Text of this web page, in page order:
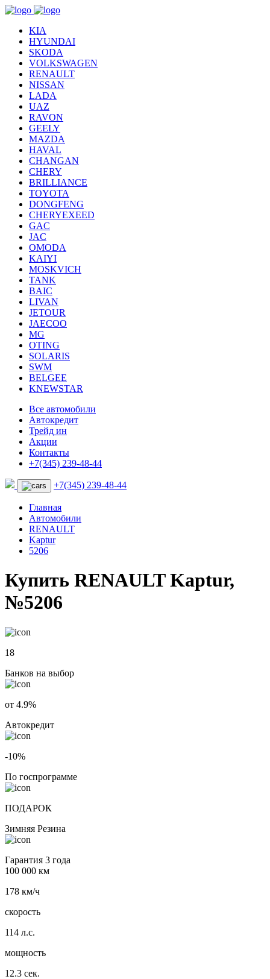
KIA
HYUNDAI
SKODA
VOLKSWAGEN
RENAULT
NISSAN
LADA
UAZ
RAVON
GEELY
MAZDA
HAVAL
CHANGAN
CHERY
BRILLIANCE
TOYOTA
DONGFENG
CHERYEXEED
GAC
JAC
OMODA
KAIYI
MOSKVICH
TANK
BAIC
LIVAN
JETOUR
JAECOO
MG
OTING
SOLARIS
SWM
BELGEE
KNEWSTAR
Все автомобили
Автокредит
Трейд ин
Акции
Контакты
+7(345) 239-48-44
+7(345) 239-48-44
Главная
Автомобили
RENAULT
Kaptur
5206
Купить RENAULT Kaptur,
№5206
18
Банков на выбор
от 4.9%
Автокредит
-10%
По госпрограмме
ПОДАРОК
Зимняя Резина
Гарантия 3 года
100 000 км
178 км/ч
скорость
114 л.с.
мощность
12.3 сек.